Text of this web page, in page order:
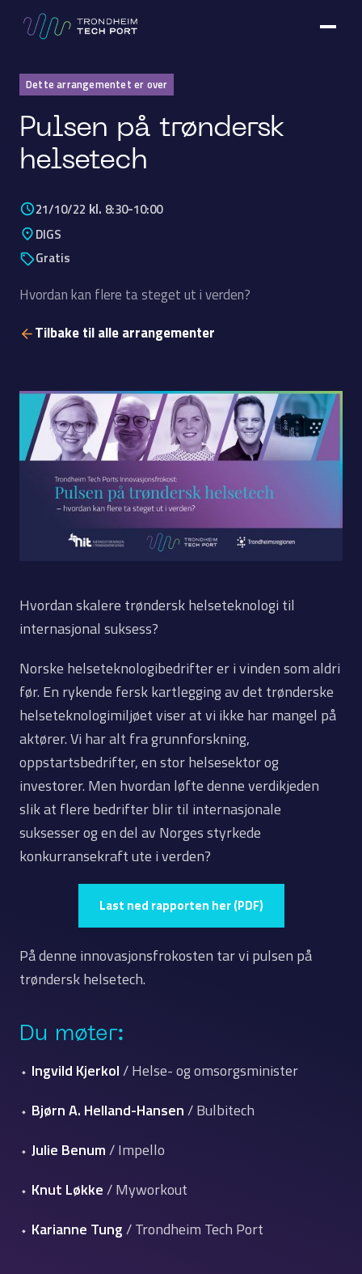
Dette arrangementet er over
Pulsen på trøndersk
helsetech
21/10/22 kl. 8:30-10:00
DIGS
Gratis
Hvordan kan flere ta steget ut i verden?
Tilbake til alle arrangementer
Hvordan skalere trøndersk helseteknologi til
internasjonal suksess?
Norske helseteknologibedrifter er i vinden som aldri
før. En rykende fersk kartlegging av det trønderske
helseteknologimiljøet viser at vi ikke har mangel på
aktører. Vi har alt fra grunnforskning,
oppstartsbedrifter, en stor helsesektor og
investorer. Men hvordan løfte denne verdikjeden
slik at flere bedrifter blir til internasjonale
suksesser og en del av Norges styrkede
konkurransekraft ute i verden?
Last ned rapporten her (PDF)
På denne innovasjonsfrokosten tar vi pulsen på
trøndersk helsetech.
Du møter:
⬩ Ingvild Kjerkol/ Helse- og omsorgsminister
⬩ Bjørn A. Helland-Hansen/ Bulbitech
⬩ Julie Benum/ Impello
⬩ Knut Løkke/ Myworkout
⬩ Karianne Tung/ Trondheim Tech Port